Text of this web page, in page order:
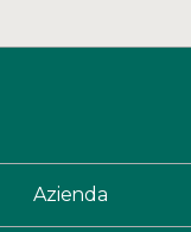
Azienda